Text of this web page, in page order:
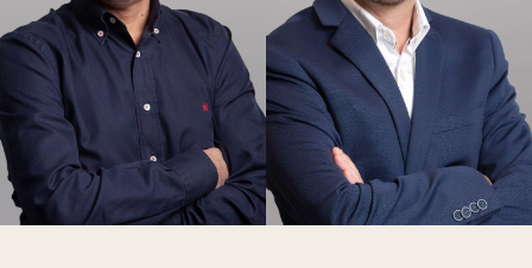
Dr. Karim
Muffak
Granero
Dr. Ricardo
Belda